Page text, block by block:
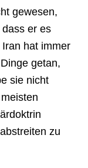
gewesen,
er es
hat immer
getan,
sie nicht
zu